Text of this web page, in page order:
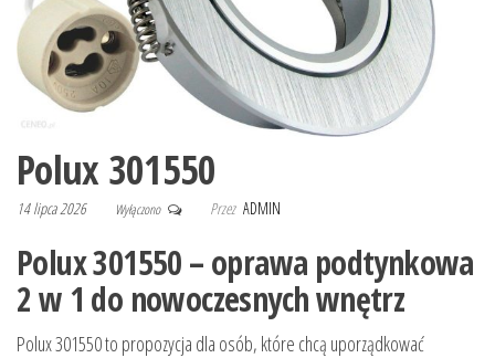
Polux 301550
14 lipca 2026 Wyłączono Przez ADMIN
Polux 301550 – oprawa podtynkowa
2 w 1 do nowoczesnych wnętrz
Polux 301550 to propozycja dla osób, które chcą uporządkować